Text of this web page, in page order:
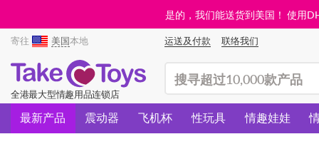
是的，我们能送货到美国！ 使用
寄往 美国本地 运送及付款 联络我们
全港最大型情趣用品连锁店
最新产品 震动器 飞机杯 性玩具 情趣娃娃